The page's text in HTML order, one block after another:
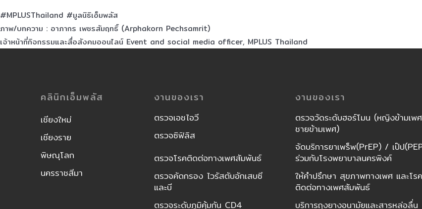
#MPLUSThailand #มูลนิธิเอ็มพลัส
ภาพ/บทความ : อาภากร เพชรสัมฤทธิ์ (Arphakorn Pechsamrit)
เจ้าหน้าที่กิจกรรมและสื่อสังคมออนไลน์ Event and social media officer, MPLUS Thailand
คลินิกเอ็มพลัส
เชียงใหม่
เชียงราย
พิษณุโลก
นครราชสีมา
งานของเรา
ตรวจเอชไอวี
ตรวจซิฟิลิส
ตรวจโรคติดต่อทางเพศสัมพันธ์
ตรวจคัดกรอง ไวรัสตับอักเสบซี
และบี
ตรวจระดับภูมิคุ้มกัน CD4
งานของเรา
ตรวจวัดระดับฮอร์โมน (หญิงข้ามเพ
ชายข้ามเพศ)
จัดบริการยาเพร็พ(PrEP) / เป๊ป
ร่วมกับโรงพยาบาลนครพิงค์
ให้คำปรึกษา สุขภาพทางเพศ และโรค
ติดต่อทางเพศสัมพันธ์
บริการถุงยางอนามัยและสารหล่อลื่น